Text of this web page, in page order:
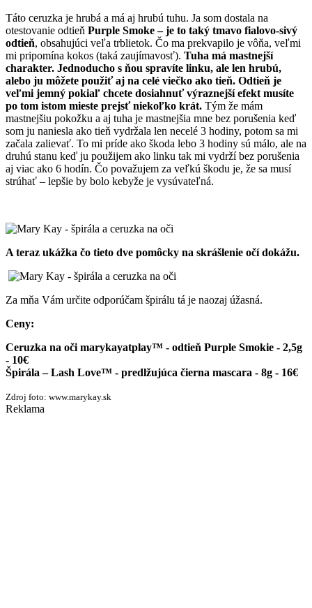
Táto ceruzka je hrubá a má aj hrubú tuhu. Ja som dostala na
otestovanie odtieň Purple Smoke – je to taký tmavo fialovo-sivý
odtieň, obsahujúci veľa trblietok. Čo ma prekvapilo je vôňa, veľmi
mi pripomína kokos (taká zaujímavosť). Tuha má mastnejší
charakter. Jednoducho s ňou spravíte linku, ale len hrubú,
alebo ju môžete použiť aj na celé viečko ako tieň. Odtieň je
veľmi jemný pokiaľ chcete dosiahnuť výraznejší efekt musíte
po tom istom mieste prejsť niekoľko krát. Tým že mám
mastnejšiu pokožku a aj tuha je mastnejšia mne bez porušenia keď
som ju naniesla ako tieň vydržala len necelé 3 hodiny, potom sa mi
začala zalievať. To mi príde ako škoda lebo 3 hodiny sú málo, ale na
druhú stanu keď ju použijem ako linku tak mi vydrží bez porušenia
aj viac ako 6 hodín. Čo považujem za veľkú škodu je, že sa musí
strúhať – lepšie by bolo kebyže je vysúvateľná.
A teraz ukážka čo tieto dve pomôcky na skrášlenie očí dokážu.
Za mňa Vám určite odporúčam špirálu tá je naozaj úžasná.
Ceny:
Ceruzka na oči marykayatplay™ - odtieň Purple Smokie - 2,5g
- 10€
Špirála – Lash Love™ - predlžujúca čierna mascara - 8g - 16€
Zdroj foto: www.marykay.sk
Reklama